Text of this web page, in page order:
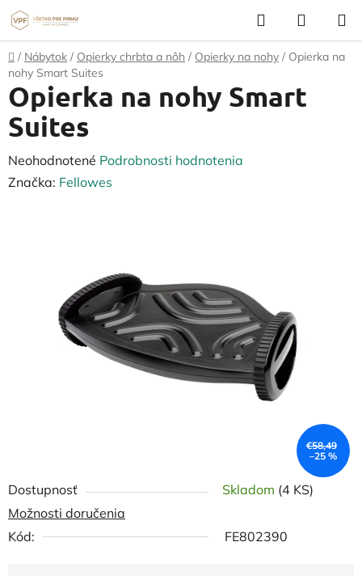
Prejsť
na
obsah
Hľadať
KOŠÍK
Domov
/ Nábytok / Opierky chrbta a nôh / Opierky na nohy / Opierka na
nohy Smart Suites
Dostupnosť Skladom (4 KS)
Možnosti doručenia
Kód:
FE802390
Opierka na nohy Smart
Suites
Priemerné
hodnotenie
hviezdičiek.
Neohodnotené Podrobnosti hodnotenia
Značka: Fellowes
€58,49
–25 %